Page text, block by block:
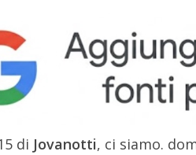
di Jovanotti, ci siamo.